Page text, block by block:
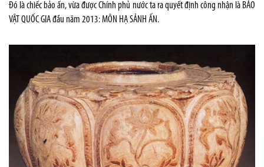
Đó là chiếc bảo ấn, vừa được Chính phủ nước ta ra quyết định công nhận là BẢO
VẬT QUỐC GIA đầu năm 2013: MÔN HẠ SẢNH ẤN.